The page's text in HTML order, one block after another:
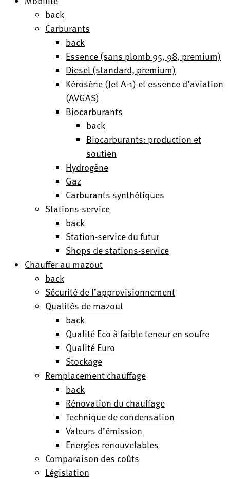
back
Carburants
back
Essence (sans plomb 95, 98, premium)
Diesel (standard, premium)
Kérosène (Jet A-1) et essence d’aviation
(AVGAS)
Biocarburants
back
Biocarburants: production et
soutien
Hydrogène
Gaz
Carburants synthétiques
Stations-service
back
Station-service du futur
Shops de stations-service
Chauffer au mazout
back
Sécurité de l’approvisionnement
Qualités de mazout
back
Qualité Eco à faible teneur en soufre
Qualité Euro
Stockage
Remplacement chauffage
back
Rénovation du chauffage
Technique de condensation
Valeurs d’émission
Energies renouvelables
Comparaison des coûts
Législation